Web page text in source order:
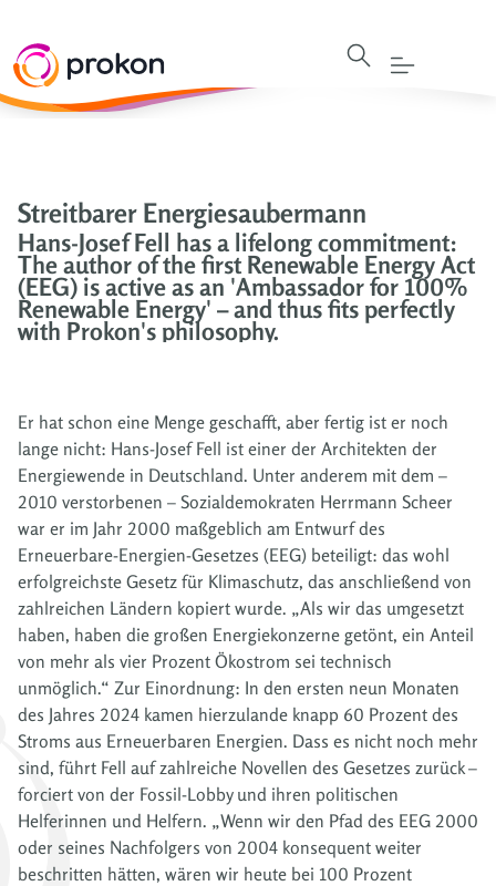
Streitbarer Energiesaubermann
Hans-Josef Fell has a lifelong commitment:
The author of the first Renewable Energy Act
(EEG) is active as an 'Ambassador for 100%
Renewable Energy' – and thus fits perfectly
with Prokon's philosophy.
Er hat schon eine Menge geschafft, aber fertig ist er noch
lange nicht: Hans-Josef Fell ist einer der Architekten der
Energiewende in Deutschland. Unter anderem mit dem –
2010 verstorbenen – Sozialdemokraten Herrmann Scheer
war er im Jahr 2000 maßgeblich am Entwurf des
Erneuerbare-Energien-Gesetzes (EEG) beteiligt: das wohl
erfolgreichste Gesetz für Klimaschutz, das anschließend von
zahlreichen Ländern kopiert wurde. „Als wir das umgesetzt
haben, haben die großen Energiekonzerne getönt, ein Anteil
von mehr als vier Prozent Ökostrom sei technisch
unmöglich.“ Zur Einordnung: In den ersten neun Monaten
des Jahres 2024 kamen hierzulande knapp 60 Prozent des
Stroms aus Erneuerbaren Energien. Dass es nicht noch mehr
sind, führt Fell auf zahlreiche Novellen des Gesetzes zurück –
forciert von der Fossil-Lobby und ihren politischen
Helferinnen und Helfern. „Wenn wir den Pfad des EEG 2000
oder seines Nachfolgers von 2004 konsequent weiter
beschritten hätten, wären wir heute bei 100 Prozent